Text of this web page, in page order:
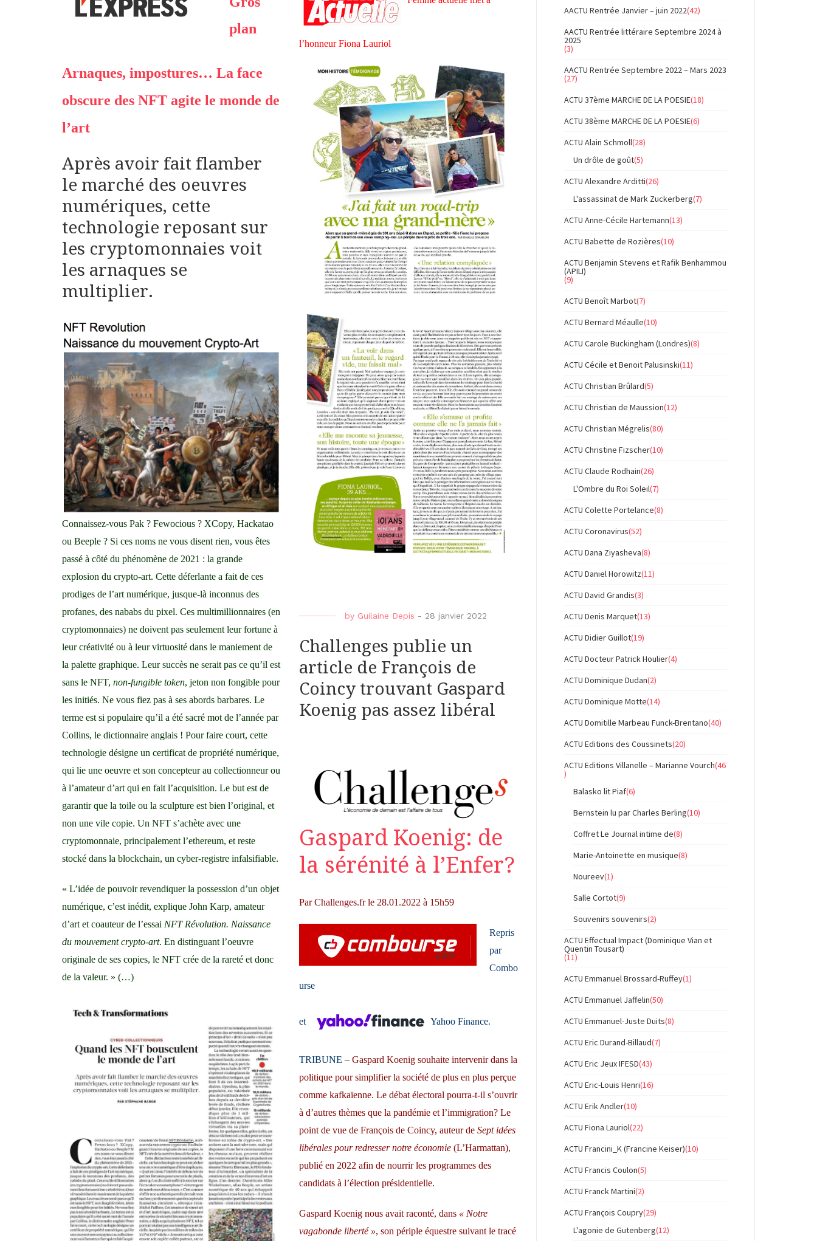
plan
Arnaques, impostures… La face
obscure des NFT agite le monde de
l’art
Après avoir fait flamber
le marché des oeuvres
numériques, cette
technologie reposant sur
les cryptomonnaies voit
les arnaques se
multiplier.
Connaissez-vous Pak ? Fewocious ? XCopy, Hackatao
ou Beeple ? Si ces noms ne vous disent rien, vous êtes
passé à côté du phénomène de 2021 : la grande
explosion du crypto-art. Cette déferlante a fait de ces
prodiges de l’art numérique, jusque-là inconnus des
profanes, des nababs du pixel. Ces multimillionnaires (en
cryptomonnaies) ne doivent pas seulement leur fortune à
leur créativité ou à leur virtuosité dans le maniement de
la palette graphique. Leur succès ne serait pas ce qu’il est
sans le NFT, non-fungible token, jeton non fongible pour
les initiés. Ne vous fiez pas à ses abords barbares. Le
terme est si populaire qu’il a été sacré mot de l’année par
Collins, le dictionnaire anglais ! Pour faire court, cette
technologie désigne un certificat de propriété numérique,
qui lie une oeuvre et son concepteur au collectionneur ou
à l’amateur d’art qui en fait l’acquisition. Le but est de
garantir que la toile ou la sculpture est bien l’original, et
non une vile copie. Un NFT s’achète avec une
cryptomonnaie, principalement l’ethereum, et reste
stocké dans la blockchain, un cyber-registre infalsifiable.
« L’idée de pouvoir revendiquer la possession d’un objet
numérique, c’est inédit, explique John Karp, amateur
d’art et coauteur de l’essai NFT Révolution. Naissance
du mouvement crypto-art. En distinguant l’oeuvre
originale de ses copies, le NFT crée de la rareté et donc
de la valeur. » (…)
l’honneur Fiona Lauriol
by Guilaine Depis - 28 janvier 2022
Challenges publie un
article de François de
Coincy trouvant Gaspard
Koenig pas assez libéral
Gaspard Koenig: de
la sérénité à l’Enfer?
ParChallenges.frle 28.01.2022 à 15h59
Repris
par
Combo
urse
et Yahoo Finance.
TRIBUNE – Gaspard Koenig souhaite intervenir dans la
politique pour simplifier la société de plus en plus perçue
comme kafkaïenne. Le débat électoral pourra-t-il s’ouvrir
à d’autres thèmes que la pandémie et l’immigration? Le
point de vue de François de Coincy, auteur de Sept idées
libérales pour redresser notre économie (L’Harmattan),
publié en 2022 afin de nourrir les programmes des
candidats à l’élection présidentielle.
Gaspard Koenig nous avait raconté, dans « Notre
vagabonde liberté », son périple équestre suivant le tracé
AACTU Rentrée Janvier – juin 2022(42)
AACTU Rentrée littéraire Septembre 2024 à
2025
(3)
AACTU Rentrée Septembre 2022 – Mars 2023
(27)
ACTU 37ème MARCHE DE LA POESIE(18)
ACTU 38ème MARCHE DE LA POESIE(6)
ACTU Alain Schmoll(28)
Un drôle de goût(5)
ACTU Alexandre Arditti(26)
L'assassinat de Mark Zuckerberg(7)
ACTU Anne-Cécile Hartemann(13)
ACTU Babette de Rozières(10)
ACTU Benjamin Stevens et Rafik Benhammou
(APILI)
(9)
ACTU Benoît Marbot(7)
ACTU Bernard Méaulle(10)
ACTU Carole Buckingham (Londres)(8)
ACTU Cécile et Benoit Palusinski(11)
ACTU Christian Brûlard(5)
ACTU Christian de Maussion(12)
ACTU Christian Mégrelis(80)
ACTU Christine Fizscher(10)
ACTU Claude Rodhain(26)
L'Ombre du Roi Soleil(7)
ACTU Colette Portelance(8)
ACTU Coronavirus(52)
ACTU Dana Ziyasheva(8)
ACTU Daniel Horowitz(11)
ACTU David Grandis(3)
ACTU Denis Marquet(13)
ACTU Didier Guillot(19)
ACTU Docteur Patrick Houlier(4)
ACTU Dominique Dudan(2)
ACTU Dominique Motte(14)
ACTU Domitille Marbeau Funck-Brentano(40)
ACTU Editions des Coussinets(20)
ACTU Editions Villanelle – Marianne Vourch(46
)
Balasko lit Piaf(6)
Bernstein lu par Charles Berling(10)
Coffret Le Journal intime de(8)
Marie-Antoinette en musique(8)
Noureev(1)
Salle Cortot(9)
Souvenirs souvenirs(2)
ACTU Effectual Impact (Dominique Vian et
Quentin Tousart)
(11)
ACTU Emmanuel Brossard-Ruffey(1)
ACTU Emmanuel Jaffelin(50)
ACTU Emmanuel-Juste Duits(8)
ACTU Eric Durand-Billaud(7)
ACTU Eric Jeux IFESD(43)
ACTU Eric-Louis Henri(16)
ACTU Erik Andler(10)
ACTU Fiona Lauriol(22)
ACTU Francini_K (Francine Keiser)(10)
ACTU Francis Coulon(5)
ACTU Franck Martini(2)
ACTU François Coupry(29)
L'agonie de Gutenberg(12)